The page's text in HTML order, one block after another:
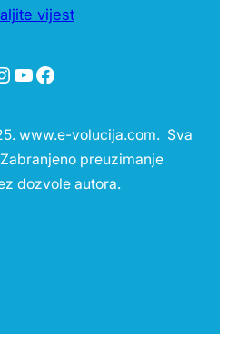
vijest
YouTube
Facebook
www.e-volucija.com. Sva
preuzimanje
dozvole autora.